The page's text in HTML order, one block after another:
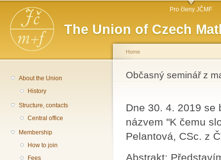
The Union of Czech
Main menu Pro členy JČMF
About the Union
History
Structure, contacts
Central office
Membership
How to join
Fees
You are here
Home
Občasný seminář z
Dne 30. 4. 2019 se
názvem "K čemu
Pelantová, CSc. z
Abstrakt: